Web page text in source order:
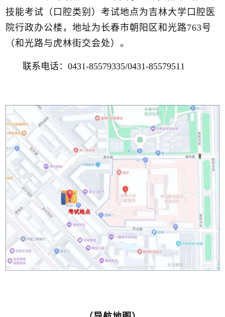
技能考试（口腔类别）考试地点为吉林大学口腔医
院行政办公楼，地址为长春市朝阳区和光路763号
（和光路与虎林街交会处）。
联系电话：0431-85579335/0431-85579511